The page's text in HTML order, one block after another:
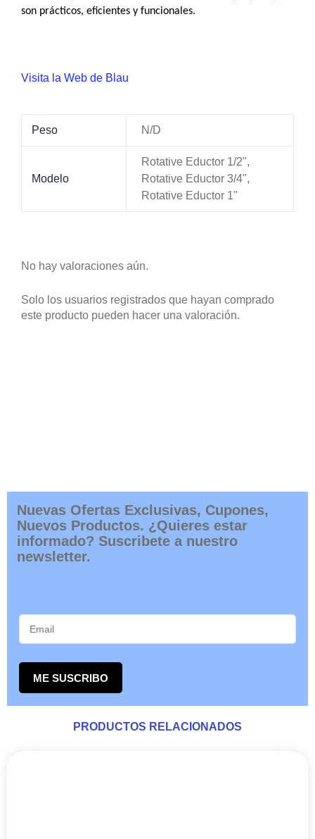
son prácticos, eficientes y funcionales.
Visita la Web de Blau
Peso N/D
Modelo
Rotative Eductor 1/2",
Rotative Eductor 3/4",
Rotative Eductor 1"
No hay valoraciones aún.
Solo los usuarios registrados que hayan comprado
este producto pueden hacer una valoración.
Nuevas Ofertas Exclusivas, Cupones,
Nuevos Productos. ¿Quieres estar
informado? Suscribete a nuestro
newsletter.
ME SUSCRIBO
PRODUCTOS RELACIONADOS